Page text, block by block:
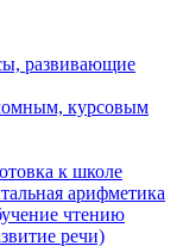
развивающие
курсовым
к школе
арифметика
чтению
речи)